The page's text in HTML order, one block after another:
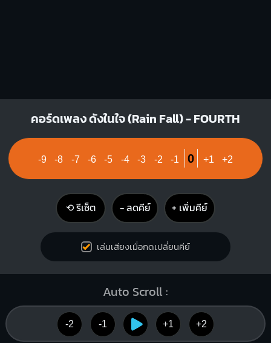
คอร์ดเพลง ดังในใจ (Rain Fall) - FOURTH
-9 -8 -7 -6 -5 -4 -3 -2 -1 0 +1 +2
⟲ รีเซ็ต − ลดคีย์ + เพิ่มคีย์
เล่นเสียงเมื่อกดเปลี่ยนคีย์
Auto Scroll :
-2 -1 +1 +2